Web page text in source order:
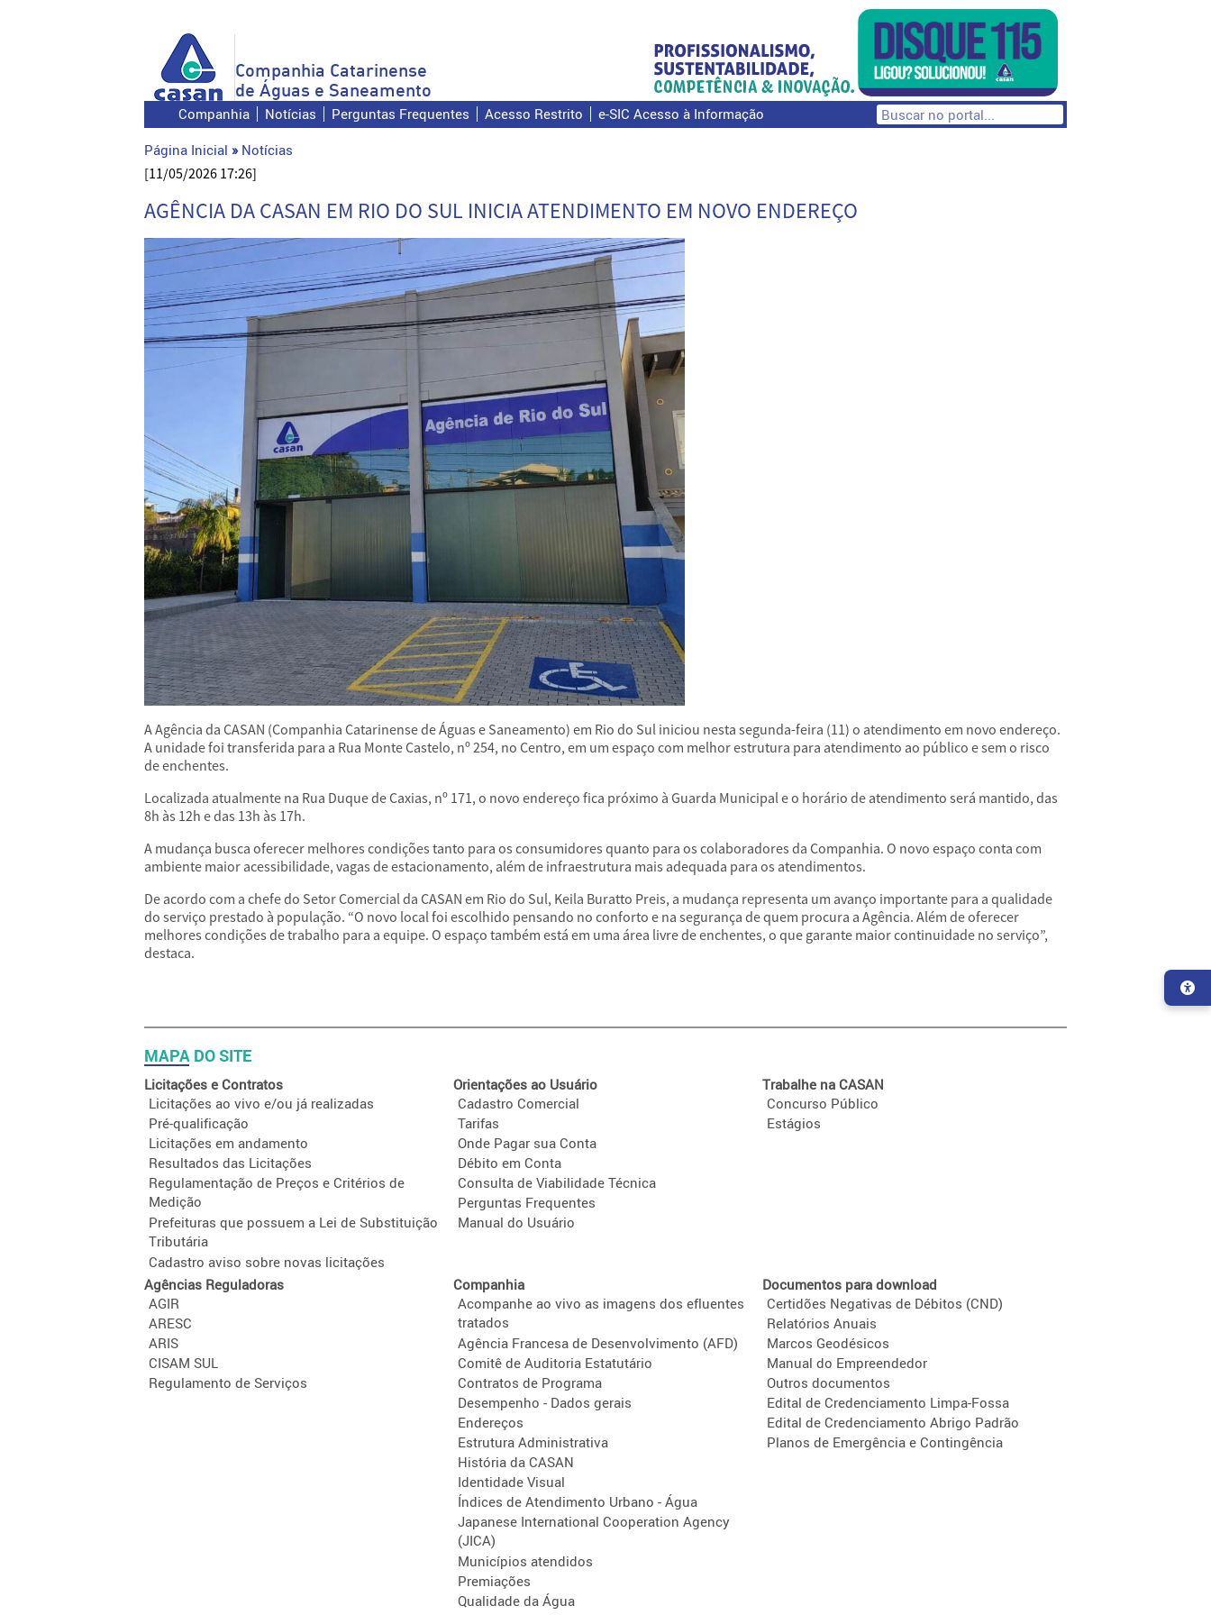
Companhia Catarinense
de Águas e Saneamento
Companhia Notícias Perguntas Frequentes Acesso Restrito
e-SIC Acesso à Informação
Página Inicial » Notícias
[11/05/2026 17:26]
AGÊNCIA DA CASAN EM RIO DO SUL INICIA ATENDIMENTO EM NOVO ENDEREÇO
A Agência da CASAN (Companhia Catarinense de Águas e Saneamento) em Rio do Sul iniciou nesta segunda-feira (11) o atendimento em novo endereço.
A unidade foi transferida para a Rua Monte Castelo, nº 254, no Centro, em um espaço com melhor estrutura para atendimento ao público e sem o risco
de enchentes.
Localizada atualmente na Rua Duque de Caxias, nº 171, o novo endereço fica próximo à Guarda Municipal e o horário de atendimento será mantido, das
8h às 12h e das 13h às 17h.
A mudança busca oferecer melhores condições tanto para os consumidores quanto para os colaboradores da Companhia. O novo espaço conta com
ambiente maior acessibilidade, vagas de estacionamento, além de infraestrutura mais adequada para os atendimentos.
De acordo com a chefe do Setor Comercial da CASAN em Rio do Sul, Keila Buratto Preis, a mudança representa um avanço importante para a qualidade
do serviço prestado à população. “O novo local foi escolhido pensando no conforto e na segurança de quem procura a Agência. Além de oferecer
melhores condições de trabalho para a equipe. O espaço também está em uma área livre de enchentes, o que garante maior continuidade no serviço”,
destaca.
MAPA DO SITE
Licitações e Contratos
Licitações ao vivo e/ou já realizadas
Pré-qualificação
Licitações em andamento
Resultados das Licitações
Regulamentação de Preços e Critérios de
Medição
Prefeituras que possuem a Lei de Substituição
Tributária
Cadastro aviso sobre novas licitações
Orientações ao Usuário
Cadastro Comercial
Tarifas
Onde Pagar sua Conta
Débito em Conta
Consulta de Viabilidade Técnica
Perguntas Frequentes
Manual do Usuário
Trabalhe na CASAN
Concurso Público
Estágios
Agências Reguladoras
AGIR
ARESC
ARIS
CISAM SUL
Regulamento de Serviços
Companhia
Acompanhe ao vivo as imagens dos efluentes
tratados
Agência Francesa de Desenvolvimento (AFD)
Comitê de Auditoria Estatutário
Contratos de Programa
Desempenho - Dados gerais
Endereços
Estrutura Administrativa
História da CASAN
Identidade Visual
Índices de Atendimento Urbano - Água
Japanese International Cooperation Agency
(JICA)
Municípios atendidos
Premiações
Qualidade da Água
Documentos para download
Certidões Negativas de Débitos (CND)
Relatórios Anuais
Marcos Geodésicos
Manual do Empreendedor
Outros documentos
Edital de Credenciamento Limpa-Fossa
Edital de Credenciamento Abrigo Padrão
Planos de Emergência e Contingência